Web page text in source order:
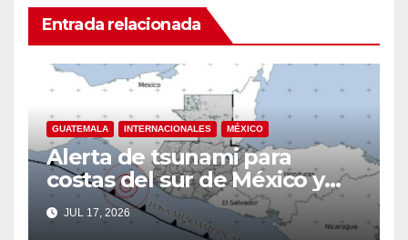
Entrada relacionada
GUATEMALA INTERNACIONALES MÉXICO
Alerta de tsunami para
costas del sur de México y
Guatemala tras terremoto de
magnitud 7.4
JUL 17, 2026